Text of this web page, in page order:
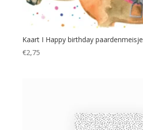
Kaart I Happy birthday paardenmeisje
€2,75